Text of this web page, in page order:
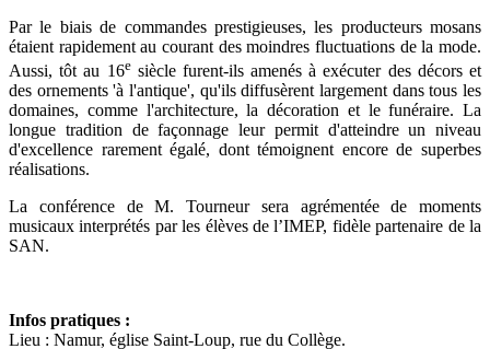
Par le biais de commandes prestigieuses, les producteurs mosans
étaient rapidement au courant des moindres fluctuations de la mode.
Aussi, tôt au 16esiècle furent-ils amenés à exécuter des décors et
des ornements 'à l'antique', qu'ils diffusèrent largement dans tous les
domaines, comme l'architecture, la décoration et le funéraire. La
longue tradition de façonnage leur permit d'atteindre un niveau
d'excellence rarement égalé, dont témoignent encore de superbes
réalisations.
La conférence de M. Tourneur sera agrémentée de moments
musicaux interprétés par les élèves de l’IMEP, fidèle partenaire de la
SAN.
Infos pratiques :
Lieu : Namur, église Saint-Loup, rue du Collège.